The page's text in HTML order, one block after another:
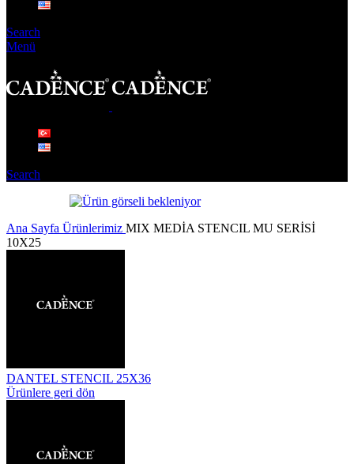
Search
Menü
Search
Ana Sayfa Ürünlerimiz MIX MEDİA STENCIL MU SERİSİ
10X25
DANTEL STENCIL 25X36
Ürünlere geri dön